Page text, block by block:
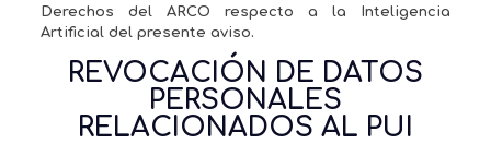
Derechos del ARCO respecto a la Inteligencia
Artificial del presente aviso.
REVOCACIÓN DE DATOS
PERSONALES
RELACIONADOS AL PUI